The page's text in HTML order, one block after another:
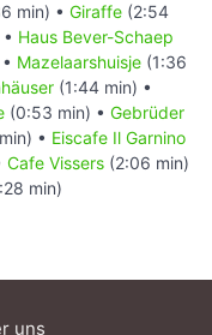
min) • Giraffe (2:54
Haus Bever-Schaep
Mazelaarshuisje (1:36
(1:44 min) •
(0:53 min) • Gebrüder
• Eiscafe Il Garnino
Cafe Vissers (2:06 min)
min)
uns